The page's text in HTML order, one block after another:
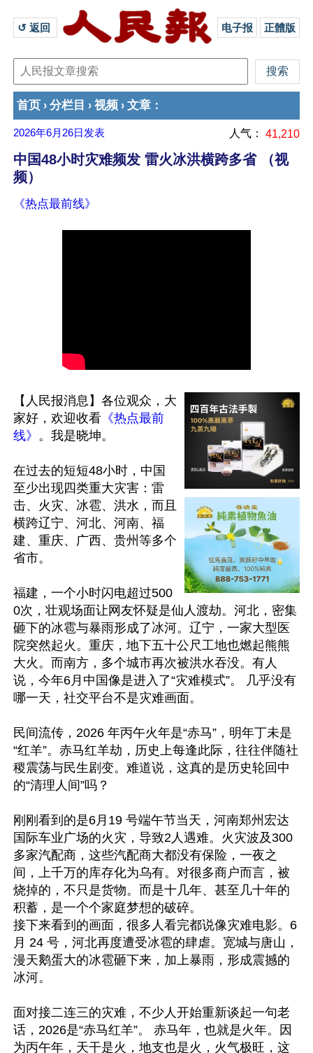
↺ 返回 电子报 正體版
首页 › 分栏目 › 视频 › 文章 ：
2026年6月26日 发表 人气： 41,210
中国48小时灾难频发 雷火冰洪横跨多省 （视
频）
《热点最前线》
【人民报消息】各位观众，大
家好，欢迎收看 《热点最前
线》 。我是晓坤。
在过去的短短48小时，中国
至少出现四类重大灾害：雷
击、火灾、冰雹、洪水，而且
横跨辽宁、河北、河南、福
建、重庆、广西、贵州等多个
省市。
福建，一个小时闪电超过500
0次，壮观场面让网友怀疑是仙人渡劫。河北，密集
砸下的冰雹与暴雨形成了冰河。辽宁，一家大型医
院突然起火。重庆，地下五十公尺工地也燃起熊熊
大火。而南方，多个城市再次被洪水吞没。有人
说，今年6月中国像是进入了“灾难模式”。 几乎没有
哪一天，社交平台不是灾难画面。
民间流传，2026 年丙午火年是“赤马”，明年丁未是
“红羊”。赤马红羊劫，历史上每逢此际，往往伴随社
稷震荡与民生剧变。难道说，这真的是历史轮回中
的“清理人间”吗？
刚刚看到的是6月19 号端午节当天，河南郑州宏达
国际车业广场的火灾，导致2人遇难。火灾波及300
多家汽配商，这些汽配商大都没有保险，一夜之
间，上千万的库存化为乌有。对很多商户而言，被
烧掉的，不只是货物。而是十几年、甚至几十年的
积蓄，是一个个家庭梦想的破碎。
接下来看到的画面，很多人看完都说像灾难电影。6
月 24 号，河北再度遭受冰雹的肆虐。宽城与唐山，
漫天鹅蛋大的冰雹砸下来，加上暴雨，形成震撼的
冰河。
面对接二连三的灾难，不少人开始重新谈起一句老
话，2026是“赤马红羊”。 赤马年，也就是火年。因
为丙午年，天干是火，地支也是火，火气极旺，这